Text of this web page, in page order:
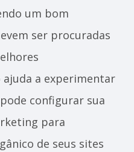
um bom
ser procuradas
ajuda a experimentar
configurar sua
para
de seus sites